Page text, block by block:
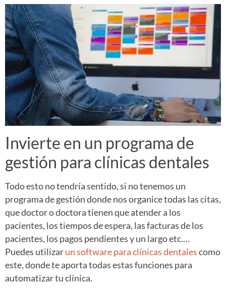
Invierte en un programa de
gestión para clínicas dentales
Todo esto no tendría sentido, si no tenemos un
programa de gestión donde nos organice todas las citas,
que doctor o doctora tienen que atender a los
pacientes, los tiempos de espera, las facturas de los
pacientes, los pagos pendientes y un largo etc.…
Puedes utilizarun software para clínicas dentalescomo
este, donde te aporta todas estas funciones para
automatizar tu clínica.